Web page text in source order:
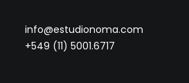
info@estudionoma.com
+549 (11) 5001.6717